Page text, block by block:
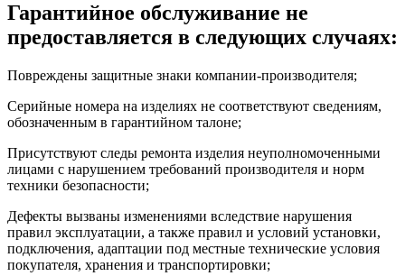
Гарантийное обслуживание не
предоставляется в следующих случаях:
Повреждены защитные знаки компании-производителя;
Серийные номера на изделиях не соответствуют сведениям,
обозначенным в гарантийном талоне;
Присутствуют следы ремонта изделия неуполномоченными
лицами с нарушением требований производителя и норм
техники безопасности;
Дефекты вызваны изменениями вследствие нарушения
правил эксплуатации, а также правил и условий установки,
подключения, адаптации под местные технические условия
покупателя, хранения и транспортировки;